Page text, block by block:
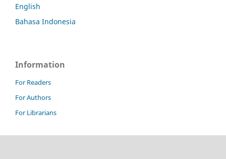
English
Bahasa Indonesia
Information
For Readers
For Authors
For Librarians